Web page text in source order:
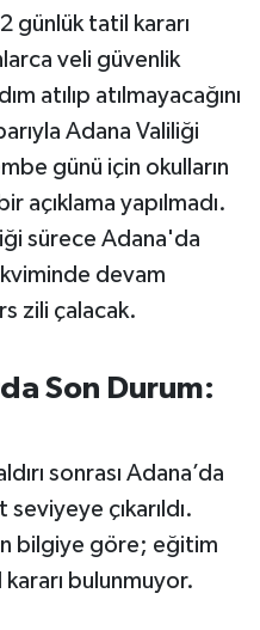
günlük tatil kararı
veli güvenlik
atılıp atılmayacağını
Adana Valiliği
günü için okulların
açıklama yapılmadı.
sürece Adana'da
devam
zili çalacak.
Son Durum:
sonrası Adana’da
çıkarıldı.
bilgiye göre; eğitim
bulunmuyor.